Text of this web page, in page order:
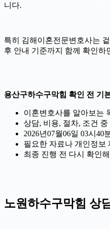
니다.
특히 김해이혼전문변호사는
후 안내 기준까지 함께 확인하
용산구하수구막힘 확인 전 기
이혼변호사를 알아보는
상담, 비용, 절차, 조건 중
2026년07월06일 03시40
필요한 자료나 개인정보
최종 진행 전 다시 확인
노원하수구막힘 상